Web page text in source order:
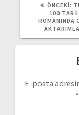
ÖNCEKI:
100
ROMANINDA
E-posta
*